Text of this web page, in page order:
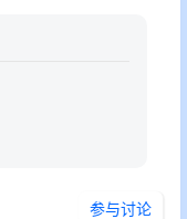
参与讨论